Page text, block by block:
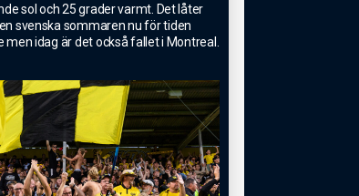
sol och 25 grader varmt. Det låter
svenska sommaren nu för tiden
men idag är det också fallet i Montreal.